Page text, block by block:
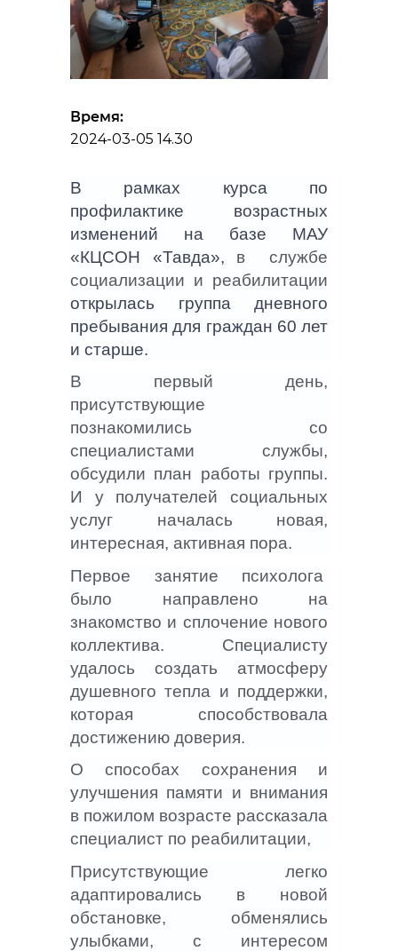
Время:
2024-03-05 14.30
В рамках курса по
профилактике возрастных
изменений на базе МАУ
«КЦСОН «Тавда», в службе
социализации и реабилитации
открылась группа дневного
пребывания для граждан 60 лет
и старше.
В первый день,
присутствующие
познакомились со
специалистами службы,
обсудили план работы группы.
И у получателей социальных
услуг началась новая,
интересная, активная пора.
Первое занятие психолога
было направлено на
знакомство и сплочение нового
коллектива. Специалисту
удалось создать атмосферу
душевного тепла и поддержки,
которая способствовала
достижению доверия.
О способах сохранения и
улучшения памяти и внимания
в пожилом возрасте рассказала
специалист по реабилитации,
Присутствующие легко
адаптировались в новой
обстановке, обменялись
улыбками, с интересом